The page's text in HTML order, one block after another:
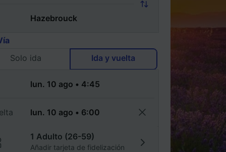
Solo ida
Ida y vuelta
1 Adulto (26-59)
Añadir tarjeta de fidelización